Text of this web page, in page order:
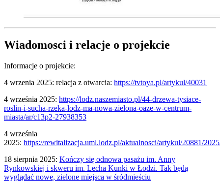
Wiadomosci i relacje o projekcie
Informacje o projekcie:
4 wrzenia 2025: relacja z otwarcia: https://tvtoya.pl/artykul/40031
4 września 2025: https://lodz.naszemiasto.pl/44-drzewa-tysiace-
roslin-i-sucha-rzeka-lodz-ma-nowa-zielona-oaze-w-centrum-
miasta/ar/c13p2-27938353
4 września
2025: https://rewitalizacja.uml.lodz.pl/aktualnosci/artykul/20881/
18 sierpnia 2025: Kończy się odnowa pasażu im. Anny
Rynkowskiej i skweru im. Lecha Kunki w Łodzi. Tak będą
wyglądać nowe, zielone miejsca w śródmieściu